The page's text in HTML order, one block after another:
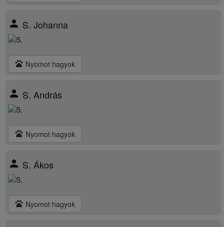
person S. Johanna
pets Nyomot hagyok
person S. András
pets Nyomot hagyok
person S. Ákos
pets Nyomot hagyok